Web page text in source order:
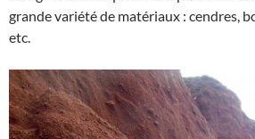
grande variété de matériaux : cendres,
etc.